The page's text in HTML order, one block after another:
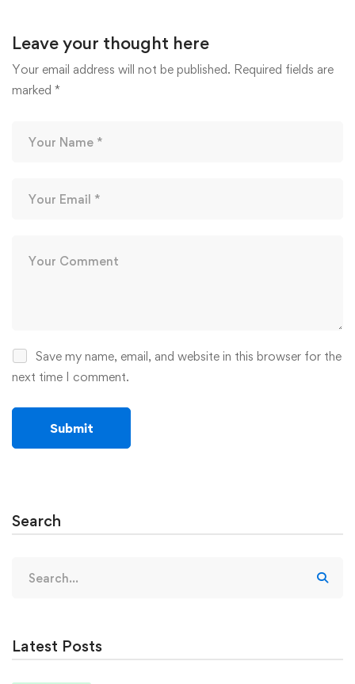
Leave your thought here
Your email address will not be published. Required fields are
marked *
Save my name, email, and website in this browser for the
next time I comment.
Search
for:
Latest Posts